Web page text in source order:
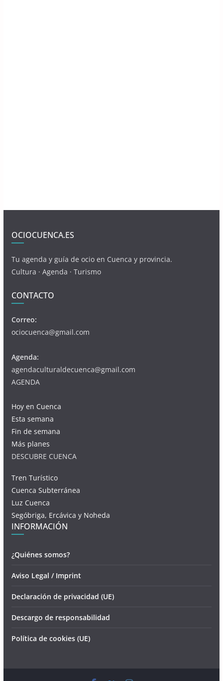
OCIOCUENCA.ES
Tu agenda y guía de ocio en Cuenca y provincia.
Cultura · Agenda · Turismo
CONTACTO
Correo:
ociocuenca@gmail.com
Agenda:
agendaculturaldecuenca@gmail.com
AGENDA
Hoy en Cuenca
Esta semana
Fin de semana
Más planes
DESCUBRE CUENCA
Tren Turístico
Cuenca Subterránea
Luz Cuenca
Segóbriga, Ercávica y Noheda
INFORMACIÓN
¿Quiénes somos?
Aviso Legal / Imprint
Declaración de privacidad (UE)
Descargo de responsabilidad
Política de cookies (UE)